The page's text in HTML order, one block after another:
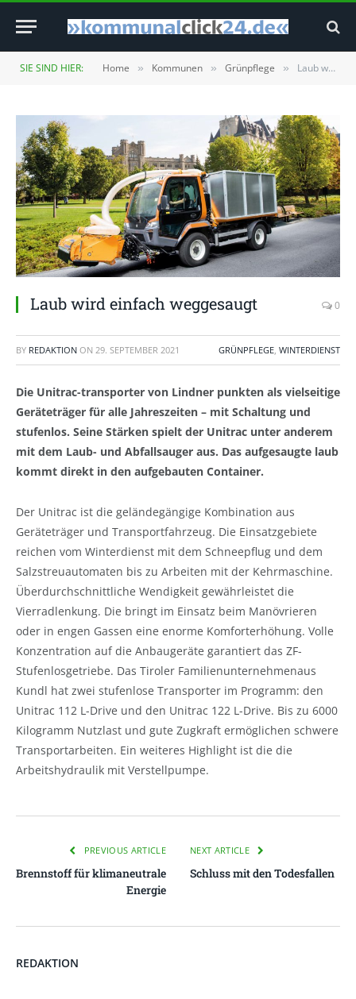
SIE SIND HIER: Home » Kommunen » Grünpflege » Laub wird einfach weggesaugt
Laub wird einfach weggesaugt 0
BY REDAKTION ON 29. SEPTEMBER 2021 GRÜNPFLEGE, WINTERDIENST
Die Unitrac-transporter von Lindner punkten als vielseitige
Geräteträger für alle Jahreszeiten – mit Schaltung und
stufenlos. Seine Stärken spielt der Unitrac unter anderem
mit dem Laub- und Abfallsauger aus. Das aufgesaugte laub
kommt direkt in den aufgebauten Container.
Der Unitrac ist die geländegängige Kombination aus
Geräteträger und Transportfahrzeug. Die Einsatzgebiete
reichen vom Winterdienst mit dem Schneepflug und dem
Salzstreuautomaten bis zu Arbeiten mit der Kehrmaschine.
Überdurchschnittliche Wendigkeit gewährleistet die
Vierradlenkung. Die bringt im Einsatz beim Manövrieren
oder in engen Gassen eine enorme Komforterhöhung. Volle
Konzentration auf die Anbaugeräte garantiert das ZF-
Stufenlosgetriebe. Das Tiroler Familienunternehmenaus
Kundl hat zwei stufenlose Transporter im Programm: den
Unitrac 112 L-Drive und den Unitrac 122 L-Drive. Bis zu 6000
Kilogramm Nutzlast und gute Zugkraft ermöglichen schwere
Transportarbeiten. Ein weiteres Highlight ist die die
Arbeitshydraulik mit Verstellpumpe.
PREVIOUS ARTICLE
Brennstoff für klimaneutrale
Energie
NEXT ARTICLE
Schluss mit den Todesfallen
REDAKTION